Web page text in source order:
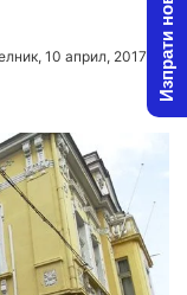
10 април, 2017 Изпрати новина